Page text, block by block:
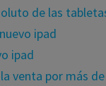
de las
ipad
ipad
venta por más